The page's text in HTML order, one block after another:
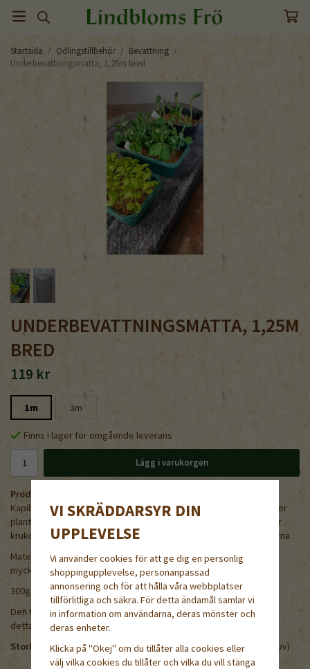
Startsida / Odlingstillbehör / Bevattning /
Underbevattningsmatta, 1,25m bred
UNDERBEVATTNINGSMATTA, 1,25M
BRED
119 kr
1m 3m
Finns i lager för omgående leverans
Lägg i varukorgen
Produktbeskrivning:
Kapillärmattan passar bra att tillskuren läggas i odlingsbrickor eller
plantlåda. Alternativt läggs mattan direkt på odlingsbordet under
krukor och pluggbrätten för jämnare vattenupptagning för växterna.
Material: Grå lump mixad med syntetiskt textil. På ena sidan en
mycket tunn transparent dränerad plast. Ej nedbrytningsbar.
300g /kvm. Vattenhållande förmåga 3-4 l /kvm.
Den tunna plasten har man upp, dvs krukor eller brätten ställs på
detta.
Storlek 1,25 x 1 m & 1,25 x 3 m ( Kan tillverkas i 1,25x10m vid behov)
VI SKRÄDDARSYR DIN
UPPLEVELSE
Vi använder cookies för att ge dig en personlig
shoppingupplevelse, personanpassad
annonsering och för att hålla våra webbplatser
tillförlitliga och säkra. För detta ändamål samlar vi
in information om användarna, deras mönster och
deras enheter.
Klicka på "Okej" om du tillåter alla cookies eller
välj vilka cookies du tillåter och vilka du vill stänga